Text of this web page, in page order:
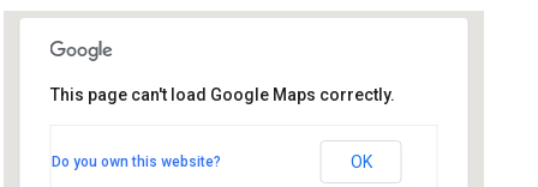
Kauppaseurantie 10 - Oulu
This page can't load Google Maps correctly.
Do you own this website? OK